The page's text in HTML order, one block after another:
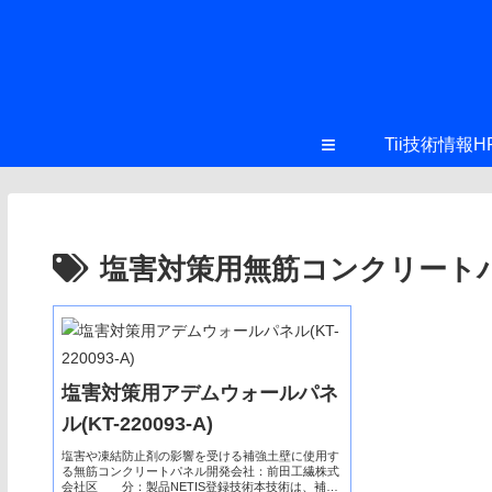
≡ Tii技術情報
塩害対策用無筋コンクリート
塩害対策用アデムウォールパネ
ル(KT-220093-A)
塩害や凍結防止剤の影響を受ける補強土壁に使用す
る無筋コンクリートパネル開発会社：前田工繊株式
会社区 分：製品NETIS登録技術本技術は、補強